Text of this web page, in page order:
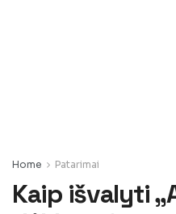
Home Patarimai
Kaip išvalyti